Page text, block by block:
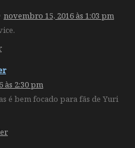
novembro 15, 2016 às 1:03 pm
às 2:30 pm
é bem focado para fãs de Yuri